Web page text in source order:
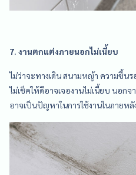
7. งานตกแต่งภายนอกไม่เนี้ยบ
ไม่ว่าจะทางเดิน สนามหญ้า ความชื้น
ไม่เช็คให้ดีอาจเจองานไม่เนี้ยบ นอกจ
อาจเป็นปัญหาในการใช้งานในภายหลั